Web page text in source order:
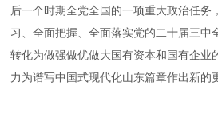
后一个时期全党全国的一项重大政治任务
习、全面把握、全面落实党的二十届三中
转化为做强做优做大国有资本和国有企业
力为谱写中国式现代化山东篇章作出新的